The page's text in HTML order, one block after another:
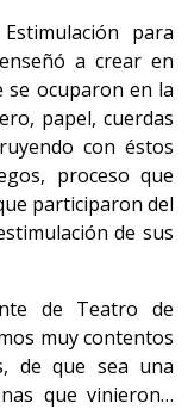
para
a crear en
se ocuparon en la
papel, cuerdas
con éstos
proceso que
participaron del
de sus
de Teatro de
muy contentos
de que sea una
que vinieron…